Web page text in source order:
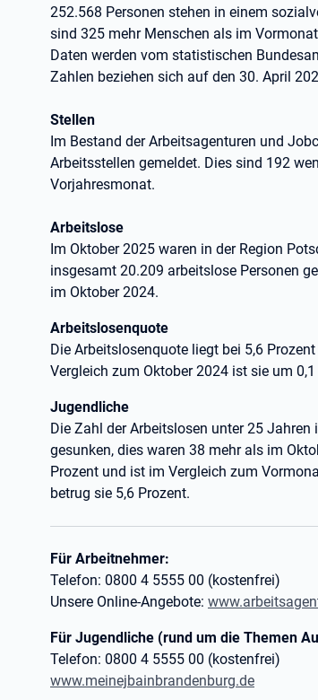
252.568 Personen stehen in einem
sind 325 mehr Menschen als im
Daten werden vom statistischen
Zahlen beziehen sich auf den 30. April
Stellen
Im Bestand der Arbeitsagenturen und
Arbeitsstellen gemeldet. Dies sind 192
Vorjahresmonat.
Arbeitslose
Im Oktober 2025 waren in der Region
insgesamt 20.209 arbeitslose Personen
im Oktober 2024.
Arbeitslosenquote
Die Arbeitslosenquote liegt bei 5,6
Vergleich zum Oktober 2024 ist sie um
Jugendliche
Die Zahl der Arbeitslosen unter 25
gesunken, dies waren 38 mehr als im
Prozent und ist im Vergleich zum
betrug sie 5,6 Prozent.
Für Arbeitnehmer:
Telefon: 0800 4 5555 00 (kostenfrei)
Unsere Online-Angebote:
Für Jugendliche (rund um die Themen
Telefon: 0800 4 5555 00 (kostenfrei)
www.meinejbainbrandenburg.de